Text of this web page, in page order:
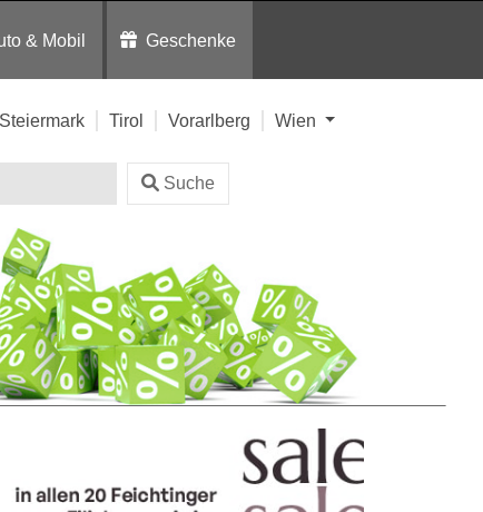
& Mobil Geschenke
Steiermark Tirol Vorarlberg Wien
Suche